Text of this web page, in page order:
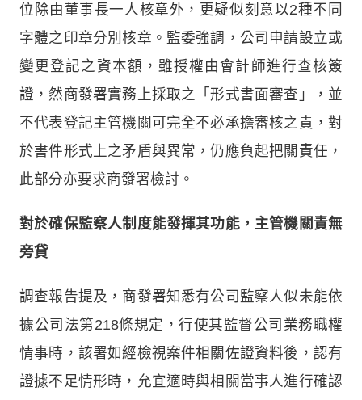
位除由董事長一人核章外，更疑似刻意以2種不同
字體之印章分別核章。監委強調，公司申請設立或
變更登記之資本額，雖授權由會計師進行查核簽
證，然商發署實務上採取之「形式書面審查」，並
不代表登記主管機關可完全不必承擔審核之責，對
於書件形式上之矛盾與異常，仍應負起把關責任，
此部分亦要求商發署檢討。
對於確保監察人制度能發揮其功能，主管機關責無
旁貸
調查報告提及，商發署知悉有公司監察人似未能依
據公司法第218條規定，行使其監督公司業務職權
情事時，該署如經檢視案件相關佐證資料後，認有
證據不足情形時，允宜適時與相關當事人進行確認